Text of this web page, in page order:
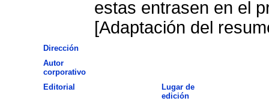
estas entrasen en el
[Adaptación del
Dirección
Autor
corporativo
Editorial
Lugar de
edición